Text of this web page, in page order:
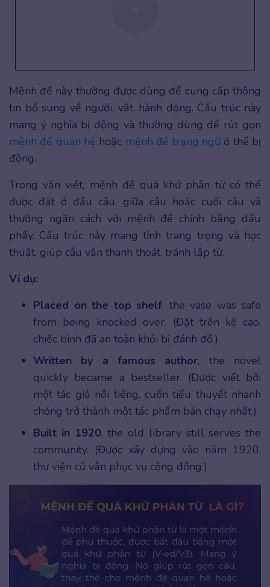
Mệnh đề này thường được dùng để cung cấp thông
tin bổ sung về người, vật, hành động. Cấu trúc này
mang ý nghĩa bị động và thường dùng để rút gọn
mệnh đề quan hệ hoặc mệnh đề trạng ngữở thể bị
động.
Trong văn viết, mệnh đề quá khứ phân từ có thể
được đặt ở đầu câu, giữa câu hoặc cuối câu và
thường ngăn cách với mệnh đề chính bằng dấu
phẩy. Cấu trúc này mang tính trang trọng và học
thuật, giúp câu văn thanh thoát, tránh lặp từ.
Ví dụ:
Placed on the top shelf, the vase was safe
from being knocked over. (Đặt trên kệ cao,
chiếc bình đã an toàn khỏi bị đánh đổ.)
Written by a famous author, the novel
quickly became a bestseller. (Được viết bởi
một tác giả nổi tiếng, cuốn tiểu thuyết nhanh
chóng trở thành một tác phẩm bán chạy nhất.)
Built in 1920, the old library still serves the
community. (Được xây dựng vào năm 1920,
thư viện cũ vẫn phục vụ cộng đồng.)